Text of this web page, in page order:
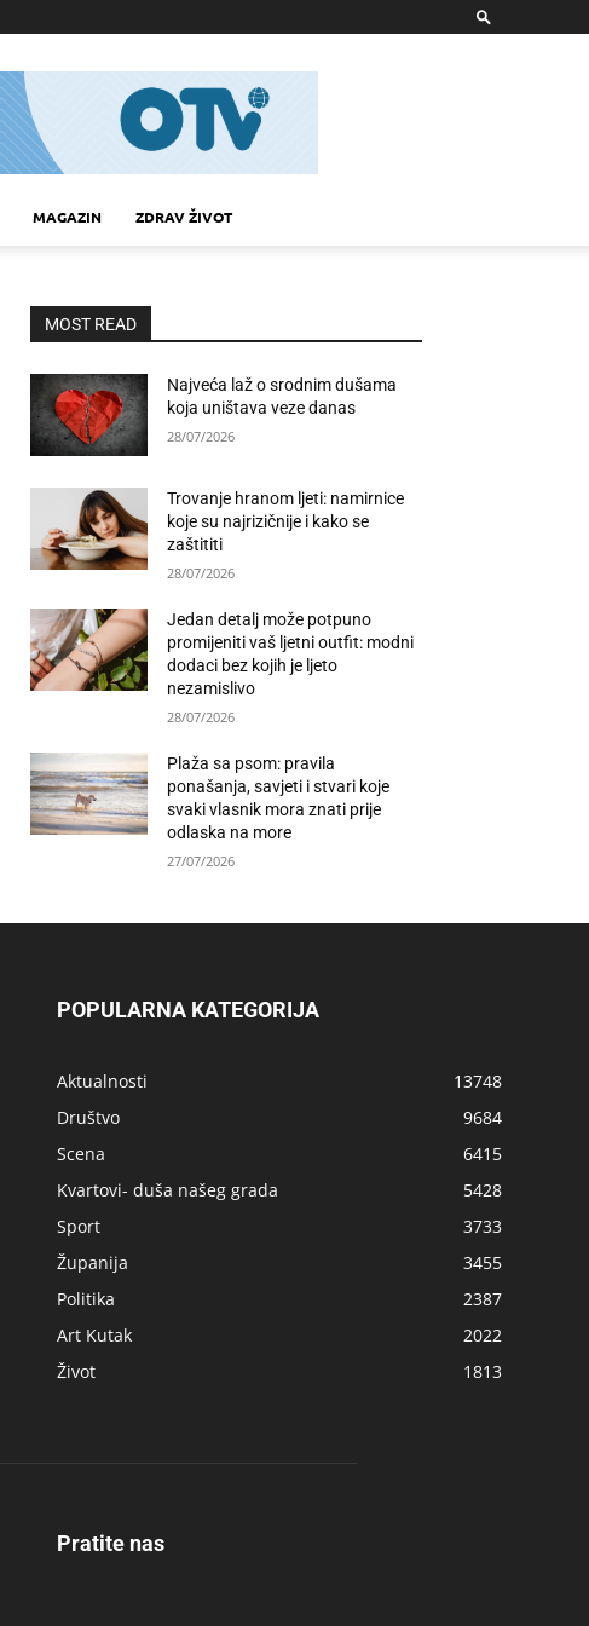
MAGAZIN ZDRAV ŽIVOT
MOST READ
Najveća laž o srodnim dušama
koja uništava veze danas
28/07/2026
Trovanje hranom ljeti: namirnice
koje su najrizičnije i kako se
zaštititi
28/07/2026
Jedan detalj može potpuno
promijeniti vaš ljetni outfit: modni
dodaci bez kojih je ljeto
nezamislivo
28/07/2026
Plaža sa psom: pravila
ponašanja, savjeti i stvari koje
svaki vlasnik mora znati prije
odlaska na more
27/07/2026
POPULARNA KATEGORIJA
Aktualnosti
13748
Društvo
9684
Scena
6415
Kvartovi- duša našeg grada
5428
Sport
3733
Županija
3455
Politika
2387
Art Kutak
2022
Život
1813
Pratite nas